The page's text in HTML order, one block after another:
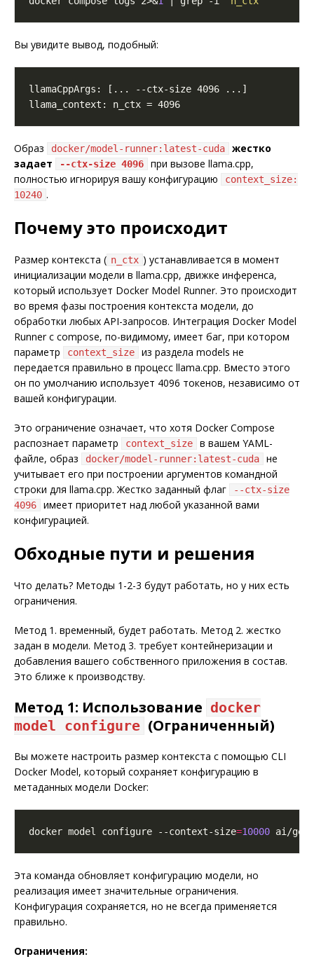
Вы увидите вывод, подобный:
Образ docker/model-runner:latest-cuda
жестко
задает
--ctx-size 4096
при вызове llama.cpp,
полностью игнорируя вашу конфигурацию
context_size:
10240 .
Почему это происходит
Размер контекста ( n_ctx ) устанавливается в момент
инициализации модели в llama.cpp, движке инференса,
который использует Docker Model Runner. Это происходит
во время фазы построения контекста модели, до
обработки любых API-запросов. Интеграция Docker Model
Runner с compose, по-видимому, имеет баг, при котором
параметр
context_size
из раздела models не
передается правильно в процесс llama.cpp. Вместо этого
он по умолчанию использует 4096 токенов, независимо от
вашей конфигурации.
Это ограничение означает, что хотя Docker Compose
распознает параметр
context_size
в вашем YAML-
файле, образ
docker/model-runner:latest-cuda
не
учитывает его при построении аргументов командной
строки для llama.cpp. Жестко заданный флаг
--ctx-size
4096
имеет приоритет над любой указанной вами
конфигурацией.
Обходные пути и решения
Что делать? Методы 1-2-3 будут работать, но у них есть
ограничения.
Метод 1. временный, будет работать. Метод 2. жестко
задан в модели. Метод 3. требует контейнеризации и
добавления вашего собственного приложения в состав.
Это ближе к производству.
Метод 1: Использование docker
model configure (Ограниченный)
Вы можете настроить размер контекста с помощью CLI
Docker Model, который сохраняет конфигурацию в
метаданных модели Docker:
docker model configure --context-size=10000
Эта команда обновляет конфигурацию модели, но
реализация имеет значительные ограничения.
Конфигурация сохраняется, но не всегда применяется
правильно.
Ограничения: